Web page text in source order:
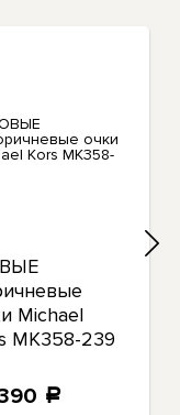
Michael
MK358-239
a